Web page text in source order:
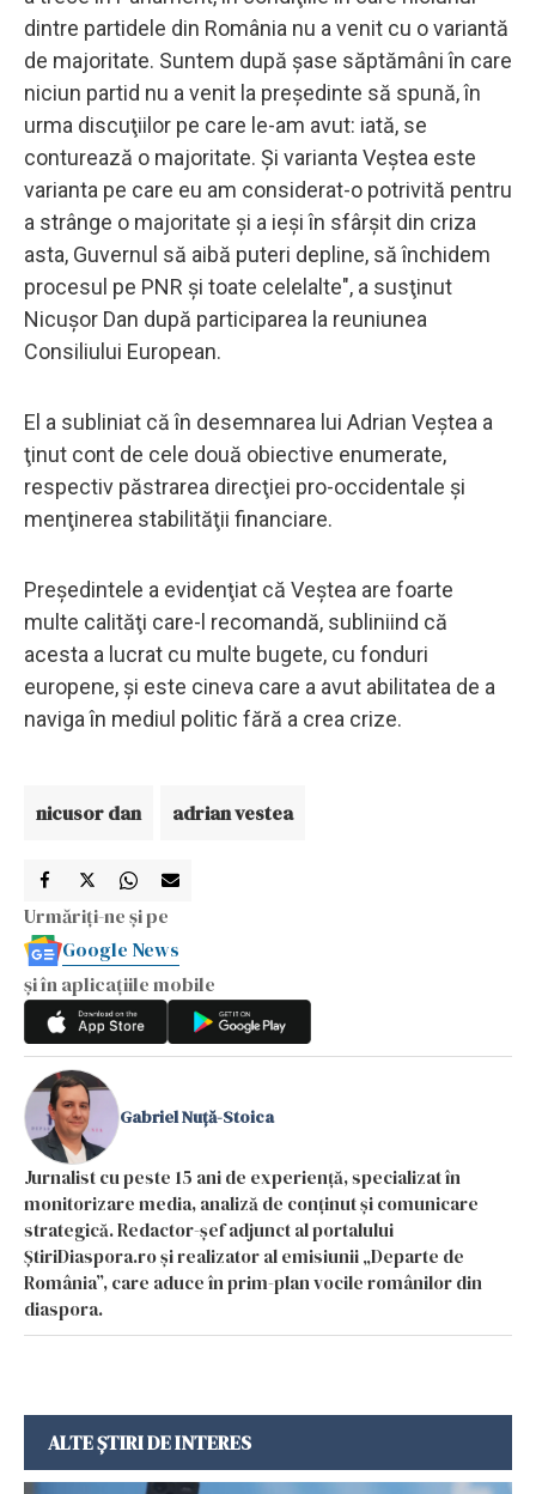
dintre partidele din România nu a venit cu o variantă
de majoritate. Suntem după şase săptămâni în care
niciun partid nu a venit la preşedinte să spună, în
urma discuţiilor pe care le-am avut: iată, se
conturează o majoritate. Şi varianta Veştea este
varianta pe care eu am considerat-o potrivită pentru
a strânge o majoritate şi a ieşi în sfârşit din criza
asta, Guvernul să aibă puteri depline, să închidem
procesul pe PNR şi toate celelalte", a susţinut
Nicuşor Dan după participarea la reuniunea
Consiliului European.
El a subliniat că în desemnarea lui Adrian Veştea a
ţinut cont de cele două obiective enumerate,
respectiv păstrarea direcţiei pro-occidentale şi
menţinerea stabilităţii financiare.
Preşedintele a evidenţiat că Veştea are foarte
multe calităţi care-l recomandă, subliniind că
acesta a lucrat cu multe bugete, cu fonduri
europene, şi este cineva care a avut abilitatea de a
naviga în mediul politic fără a crea crize.
nicusor dan adrian vestea
Urmăriți-ne și pe
Google News
și în aplicațiile mobile
Gabriel Nuță-Stoica
Jurnalist cu peste 15 ani de experiență, specializat în
monitorizare media, analiză de conținut și comunicare
strategică. Redactor-șef adjunct al portalului
ȘtiriDiaspora.ro și realizator al emisiunii „Departe de
România”, care aduce în prim-plan vocile românilor din
diaspora.
ALTE ȘTIRI DE INTERES